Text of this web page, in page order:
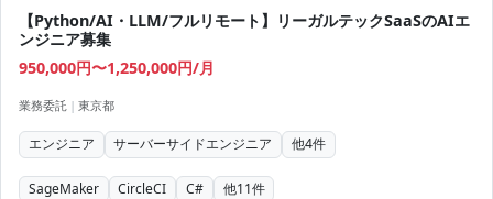
【Python/AI・LLM/フルリモート】リーガルテックSaaSのAIエ
ンジニア募集
950,000円〜1,250,000円/月
業務委託 | 東京都
エンジニア サーバーサイドエンジニア 他4件
SageMaker CircleCI C# 他11件